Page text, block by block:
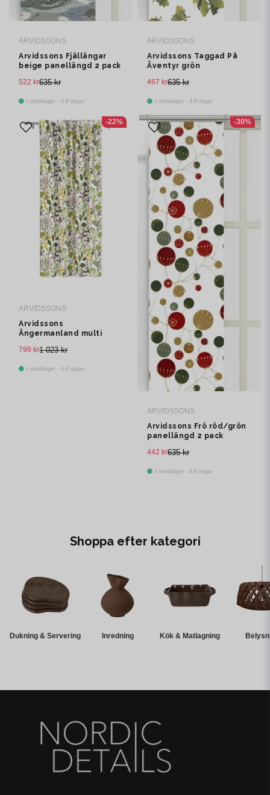
ARVIDSSONS
Arvidssons Fjällängar
beige panellängd 2 pack
635 kr
522 kr
I webblager - 4-8 dagar
ARVIDSSONS
Arvidssons Taggad På
Äventyr grön
635 kr
467 kr
I webblager - 4-8 dagar
ARVIDSSONS
Arvidssons
Ångermanland multi
1 023 kr
799 kr
I webblager - 4-8 dagar
-22%
ARVIDSSONS
Arvidssons Frö röd/grön
panellängd 2 pack
635 kr
442 kr
I webblager - 4-8 dagar
-30%
Shoppa efter kategori
Dukning & Servering Inredning Kök & Matlagning